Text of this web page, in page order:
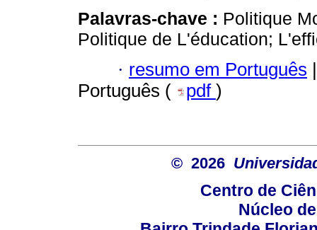
Palavras-chave : Politique
Politique de L'éducation;
· resumo em Português |
Português (
pdf )
© 2026
Centro de
Núcleo